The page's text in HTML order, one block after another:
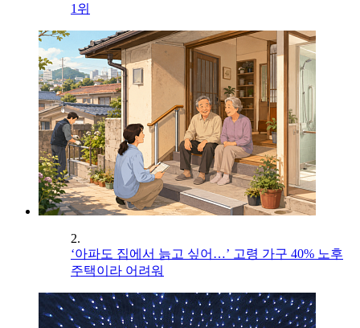
1위
2.
‘아파도 집에서 늙고 싶어…’ 고령 가구 40% 노후
주택이라 어려워